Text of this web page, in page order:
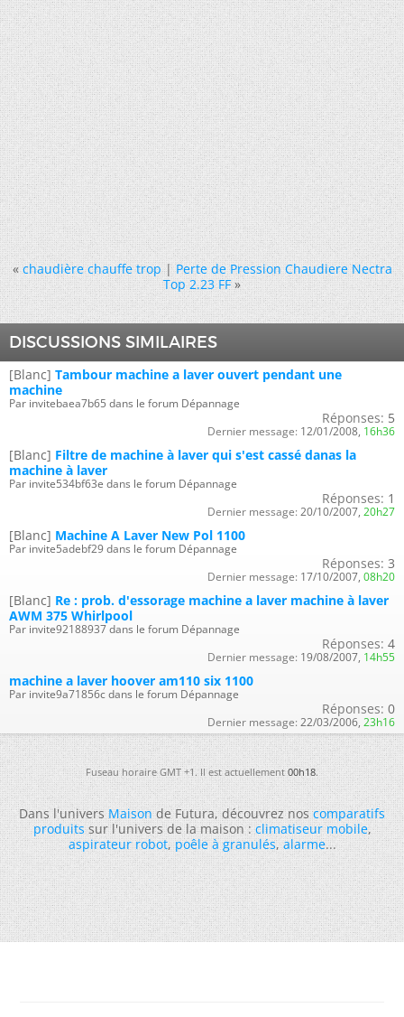
« chaudière chauffe trop|Perte de Pression Chaudiere Nectra
Top 2.23 FF »
DISCUSSIONS SIMILAIRES
[Blanc] Tambour machine a laver ouvert pendant une
machine
Par invitebaea7b65 dans le forum Dépannage
Réponses: 5
Dernier message: 12/01/2008, 16h36
[Blanc] Filtre de machine à laver qui s'est cassé danas la
machine à laver
Par invite534bf63e dans le forum Dépannage
Réponses: 1
Dernier message: 20/10/2007, 20h27
[Blanc] Machine A Laver New Pol 1100
Par invite5adebf29 dans le forum Dépannage
Réponses: 3
Dernier message: 17/10/2007, 08h20
[Blanc] Re : prob. d'essorage machine a laver machine à laver
AWM 375 Whirlpool
Par invite92188937 dans le forum Dépannage
Réponses: 4
Dernier message: 19/08/2007, 14h55
machine a laver hoover am110 six 1100
Par invite9a71856c dans le forum Dépannage
Réponses: 0
Dernier message: 22/03/2006, 23h16
Fuseau horaire GMT +1. Il est actuellement00h18.
Dans l'universMaisonde Futura, découvrez noscomparatifs
produitssur l'univers de la maison :climatiseur mobile,
aspirateur robot,poêle à granulés,alarme...